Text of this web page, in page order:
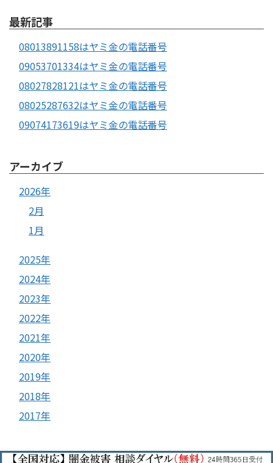
最新記事
08013891158はヤミ金の電話番号
09053701334はヤミ金の電話番号
08027828121はヤミ金の電話番号
08025287632はヤミ金の電話番号
09074173619はヤミ金の電話番号
アーカイブ
2026年
2月
1月
2025年
2024年
2023年
2022年
2021年
2020年
2019年
2018年
2017年